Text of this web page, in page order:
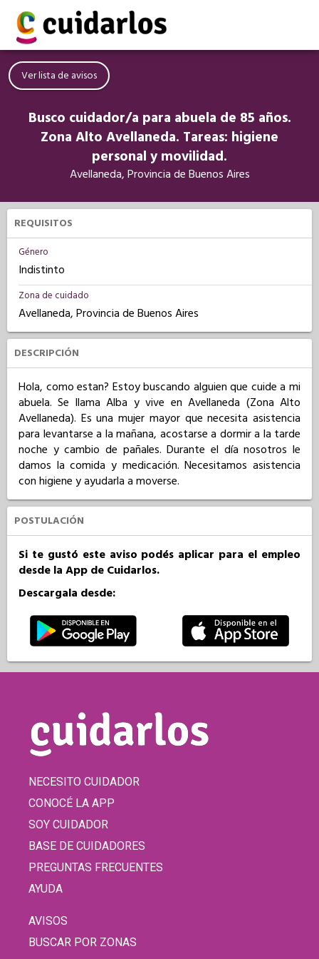
Ver lista de avisos
Busco cuidador/a para abuela de 85 años.
Zona Alto Avellaneda. Tareas: higiene
personal y movilidad.
Avellaneda, Provincia de Buenos Aires
REQUISITOS
Género
Indistinto
Zona de cuidado
Avellaneda, Provincia de Buenos Aires
DESCRIPCIÓN
Hola, como estan? Estoy buscando alguien que cuide a mi
abuela. Se llama Alba y vive en Avellaneda (Zona Alto
Avellaneda). Es una mujer mayor que necesita asistencia
para levantarse a la mañana, acostarse a dormir a la tarde
noche y cambio de pañales. Durante el día nosotros le
damos la comida y medicación. Necesitamos asistencia
con higiene y ayudarla a moverse.
POSTULACIÓN
Si te gustó este aviso podés aplicar para el empleo
desde la App de Cuidarlos.
Descargala desde:
NECESITO CUIDADOR
CONOCÉ LA APP
SOY CUIDADOR
BASE DE CUIDADORES
PREGUNTAS FRECUENTES
AYUDA
AVISOS
BUSCAR POR ZONAS